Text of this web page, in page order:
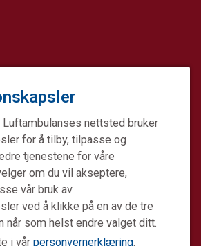
nettsted bruker
for å tilby, tilpasse og
tjenestene for våre
om du vil akseptere,
vår bruk av
ved å klikke på en av de tre
når som helst endre valget ditt.
i vår personvernerklæring.
er en ideell stiftelse.
avansert prehospital akuttmedisin.